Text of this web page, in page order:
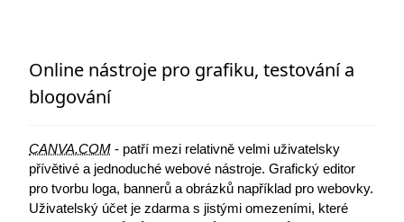
Online nástroje pro grafiku, testování a
blogování
CANVA.COM - patří mezi relativně velmi uživatelsky
přívětivé a jednoduché webové nástroje. Grafický editor
pro tvorbu loga, bannerů a obrázků například pro webovky.
Uživatelský účet je zdarma s jistými omezeními, které